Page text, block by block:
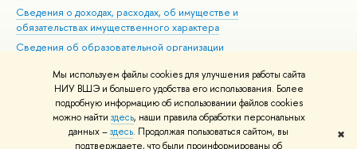
Мы используем файлы cookies для улучшения работы сайта
НИУ ВШЭ и большего удобства его использования. Более
подробную информацию об использовании файлов cookies
можно найти здесь, наши правила обработки персональных
данных –здесь. Продолжая пользоваться сайтом, вы
подтверждаете, что были проинформированы об
✖
Сведения о доходах, расходах, об имуществе и
обязательствах имущественного характера
Сведения об образовательной организации
Людям с ограниченными возможностями здоровья
Единая платежная страница
Работа в Вышке